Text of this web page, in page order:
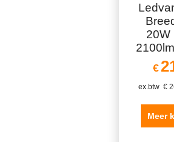
20W
€
ex.btw €
Meer